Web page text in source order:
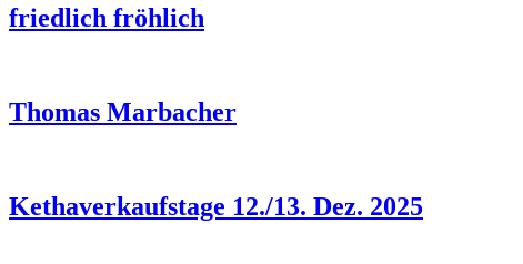
friedlich fröhlich
Thomas Marbacher
Kethaverkaufstage 12./13. Dez. 2025